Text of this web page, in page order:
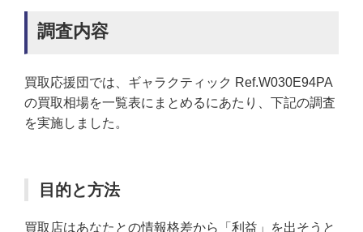
調査内容
買取応援団では、ギャラクティック Ref.W030E94PA
の買取相場を一覧表にまとめるにあたり、下記の調査
を実施しました。
目的と方法
買取店はあなたとの情報格差から「利益」を出そうと